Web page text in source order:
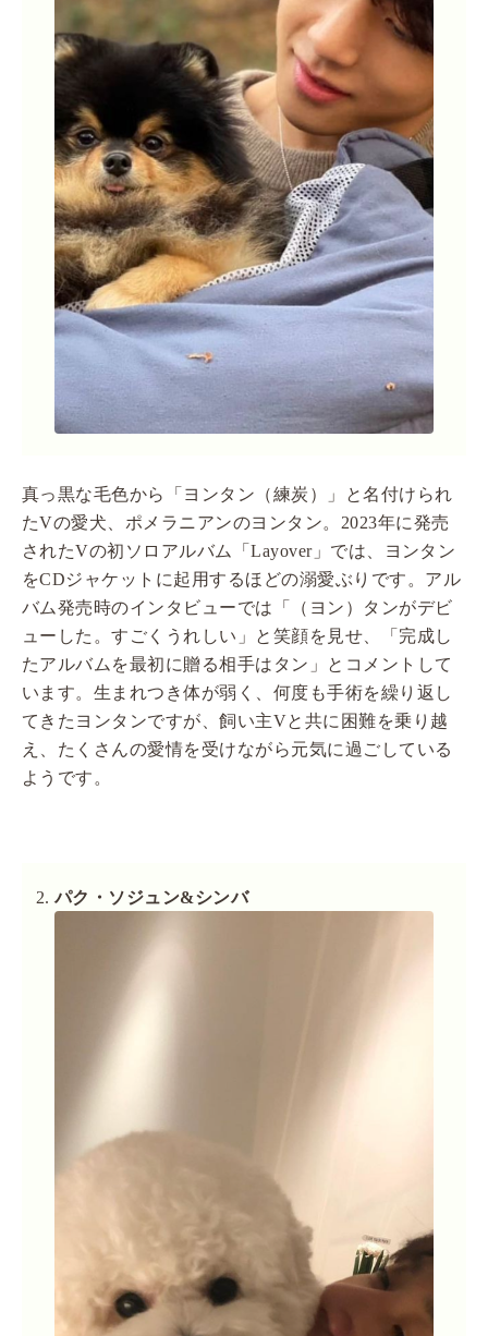
真っ黒な毛色から「ヨンタン（練炭）」と名付けられ
たVの愛犬、ポメラニアンのヨンタン。2023年に発売
されたVの初ソロアルバム「Layover」では、ヨンタン
をCDジャケットに起用するほどの溺愛ぶりです。アル
バム発売時のインタビューでは「（ヨン）タンがデビ
ューした。すごくうれしい」と笑顔を見せ、「完成し
たアルバムを最初に贈る相手はタン」とコメントして
います。生まれつき体が弱く、何度も手術を繰り返し
てきたヨンタンですが、飼い主Vと共に困難を乗り越
え、たくさんの愛情を受けながら元気に過ごしている
ようです。
パク・ソジュン&シンバ